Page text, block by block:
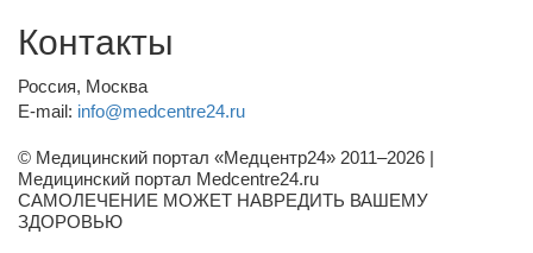
Контакты
Россия, Москва
E-mail: info@medcentre24.ru
© Медицинский портал «Медцентр24» 2011–2026 |
Медицинский портал Medcentre24.ru
САМОЛЕЧЕНИЕ МОЖЕТ НАВРЕДИТЬ ВАШЕМУ
ЗДОРОВЬЮ